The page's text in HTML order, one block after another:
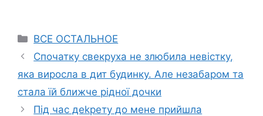
Categories
ВСЕ ОСТАЛЬНОЕ
Спочатку свекруха не злюбила невістку,
яка виросла в дит будинку. Але незабаром та
стала їй ближче рідної дочки
Під час деkрету до мене прийшла